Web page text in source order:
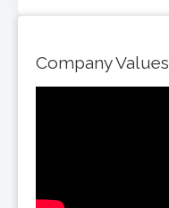
Company Values